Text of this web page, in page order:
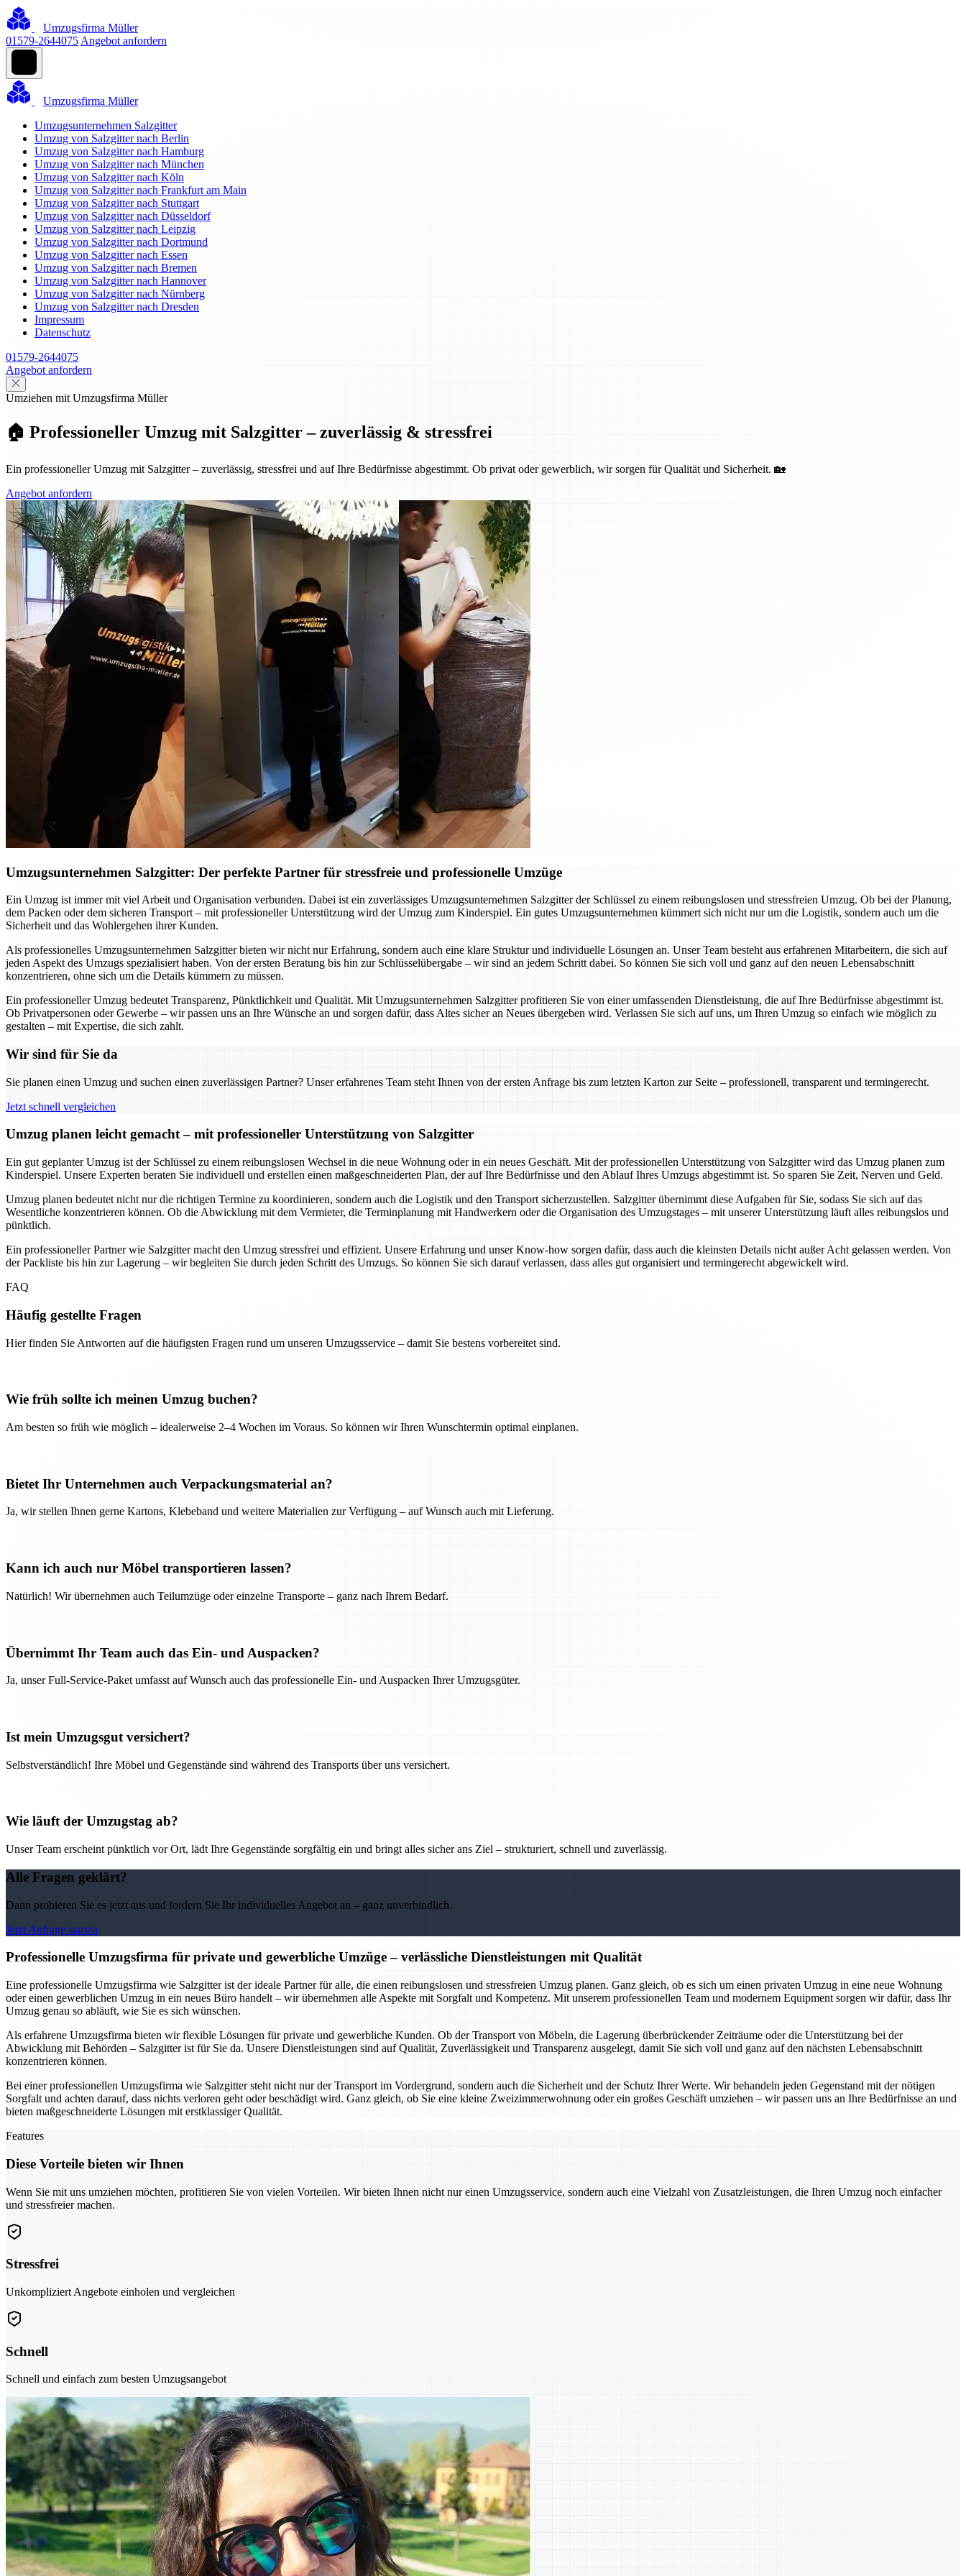
Umzugsfirma Müller
01579-2644075 Angebot anfordern
Umzugsfirma Müller
Umzugsunternehmen Salzgitter
Umzug von Salzgitter nach Berlin
Umzug von Salzgitter nach Hamburg
Umzug von Salzgitter nach München
Umzug von Salzgitter nach Köln
Umzug von Salzgitter nach Frankfurt am Main
Umzug von Salzgitter nach Stuttgart
Umzug von Salzgitter nach Düsseldorf
Umzug von Salzgitter nach Leipzig
Umzug von Salzgitter nach Dortmund
Umzug von Salzgitter nach Essen
Umzug von Salzgitter nach Bremen
Umzug von Salzgitter nach Hannover
Umzug von Salzgitter nach Nürnberg
Umzug von Salzgitter nach Dresden
Impressum
Datenschutz
01579-2644075
Angebot anfordern
Umziehen mit Umzugsfirma Müller
🏠 Professioneller Umzug mit Salzgitter – zuverlässig & stressfrei
Ein professioneller Umzug mit Salzgitter – zuverlässig, stressfrei und auf Ihre Bedürfnisse abgestimmt. Ob privat oder gewerblich, wir sorgen für Qualität und Sicherheit. 🏡
Angebot anfordern
Umzugsunternehmen Salzgitter: Der perfekte Partner für stressfreie und professionelle Umzüge
Ein Umzug ist immer mit viel Arbeit und Organisation verbunden. Dabei ist ein zuverlässiges Umzugsunternehmen Salzgitter der Schlüssel zu einem reibungslosen und stressfreien Umzug. Ob bei der Planung,
dem Packen oder dem sicheren Transport – mit professioneller Unterstützung wird der Umzug zum Kinderspiel. Ein gutes Umzugsunternehmen kümmert sich nicht nur um die Logistik, sondern auch um die
Sicherheit und das Wohlergehen ihrer Kunden.
Als professionelles Umzugsunternehmen Salzgitter bieten wir nicht nur Erfahrung, sondern auch eine klare Struktur und individuelle Lösungen an. Unser Team besteht aus erfahrenen Mitarbeitern, die sich auf
jeden Aspekt des Umzugs spezialisiert haben. Von der ersten Beratung bis hin zur Schlüsselübergabe – wir sind an jedem Schritt dabei. So können Sie sich voll und ganz auf den neuen Lebensabschnitt
konzentrieren, ohne sich um die Details kümmern zu müssen.
Ein professioneller Umzug bedeutet Transparenz, Pünktlichkeit und Qualität. Mit Umzugsunternehmen Salzgitter profitieren Sie von einer umfassenden Dienstleistung, die auf Ihre Bedürfnisse abgestimmt ist.
Ob Privatpersonen oder Gewerbe – wir passen uns an Ihre Wünsche an und sorgen dafür, dass Altes sicher an Neues übergeben wird. Verlassen Sie sich auf uns, um Ihren Umzug so einfach wie möglich zu
gestalten – mit Expertise, die sich zahlt.
Wir sind für Sie da
Sie planen einen Umzug und suchen einen zuverlässigen Partner? Unser erfahrenes Team steht Ihnen von der ersten Anfrage bis zum letzten Karton zur Seite – professionell, transparent und termingerecht.
Jetzt schnell vergleichen
Umzug planen leicht gemacht – mit professioneller Unterstützung von Salzgitter
Ein gut geplanter Umzug ist der Schlüssel zu einem reibungslosen Wechsel in die neue Wohnung oder in ein neues Geschäft. Mit der professionellen Unterstützung von Salzgitter wird das Umzug planen zum
Kinderspiel. Unsere Experten beraten Sie individuell und erstellen einen maßgeschneiderten Plan, der auf Ihre Bedürfnisse und den Ablauf Ihres Umzugs abgestimmt ist. So sparen Sie Zeit, Nerven und Geld.
Umzug planen bedeutet nicht nur die richtigen Termine zu koordinieren, sondern auch die Logistik und den Transport sicherzustellen. Salzgitter übernimmt diese Aufgaben für Sie, sodass Sie sich auf das
Wesentliche konzentrieren können. Ob die Abwicklung mit dem Vermieter, die Terminplanung mit Handwerkern oder die Organisation des Umzugstages – mit unserer Unterstützung läuft alles reibungslos und
pünktlich.
Ein professioneller Partner wie Salzgitter macht den Umzug stressfrei und effizient. Unsere Erfahrung und unser Know-how sorgen dafür, dass auch die kleinsten Details nicht außer Acht gelassen werden. Von
der Packliste bis hin zur Lagerung – wir begleiten Sie durch jeden Schritt des Umzugs. So können Sie sich darauf verlassen, dass alles gut organisiert und termingerecht abgewickelt wird.
FAQ
Häufig gestellte Fragen
Hier finden Sie Antworten auf die häufigsten Fragen rund um unseren Umzugsservice – damit Sie bestens vorbereitet sind.
Wie früh sollte ich meinen Umzug buchen?
Am besten so früh wie möglich – idealerweise 2–4 Wochen im Voraus. So können wir Ihren Wunschtermin optimal einplanen.
Bietet Ihr Unternehmen auch Verpackungsmaterial an?
Ja, wir stellen Ihnen gerne Kartons, Klebeband und weitere Materialien zur Verfügung – auf Wunsch auch mit Lieferung.
Kann ich auch nur Möbel transportieren lassen?
Natürlich! Wir übernehmen auch Teilumzüge oder einzelne Transporte – ganz nach Ihrem Bedarf.
Übernimmt Ihr Team auch das Ein- und Auspacken?
Ja, unser Full-Service-Paket umfasst auf Wunsch auch das professionelle Ein- und Auspacken Ihrer Umzugsgüter.
Ist mein Umzugsgut versichert?
Selbstverständlich! Ihre Möbel und Gegenstände sind während des Transports über uns versichert.
Wie läuft der Umzugstag ab?
Unser Team erscheint pünktlich vor Ort, lädt Ihre Gegenstände sorgfältig ein und bringt alles sicher ans Ziel – strukturiert, schnell und zuverlässig.
Alle Fragen geklärt?
Dann probieren Sie es jetzt aus und fordern Sie Ihr individuelles Angebot an – ganz unverbindlich.
Jetzt Anfrage starten
Professionelle Umzugsfirma für private und gewerbliche Umzüge – verlässliche Dienstleistungen mit Qualität
Eine professionelle Umzugsfirma wie Salzgitter ist der ideale Partner für alle, die einen reibungslosen und stressfreien Umzug planen. Ganz gleich, ob es sich um einen privaten Umzug in eine neue Wohnung
oder einen gewerblichen Umzug in ein neues Büro handelt – wir übernehmen alle Aspekte mit Sorgfalt und Kompetenz. Mit unserem professionellen Team und modernem Equipment sorgen wir dafür, dass Ihr
Umzug genau so abläuft, wie Sie es sich wünschen.
Als erfahrene Umzugsfirma bieten wir flexible Lösungen für private und gewerbliche Kunden. Ob der Transport von Möbeln, die Lagerung überbrückender Zeiträume oder die Unterstützung bei der
Abwicklung mit Behörden – Salzgitter ist für Sie da. Unsere Dienstleistungen sind auf Qualität, Zuverlässigkeit und Transparenz ausgelegt, damit Sie sich voll und ganz auf den nächsten Lebensabschnitt
konzentrieren können.
Bei einer professionellen Umzugsfirma wie Salzgitter steht nicht nur der Transport im Vordergrund, sondern auch die Sicherheit und der Schutz Ihrer Werte. Wir behandeln jeden Gegenstand mit der nötigen
Sorgfalt und achten darauf, dass nichts verloren geht oder beschädigt wird. Ganz gleich, ob Sie eine kleine Zweizimmerwohnung oder ein großes Geschäft umziehen – wir passen uns an Ihre Bedürfnisse an und
bieten maßgeschneiderte Lösungen mit erstklassiger Qualität.
Features
Diese Vorteile bieten wir Ihnen
Wenn Sie mit uns umziehen möchten, profitieren Sie von vielen Vorteilen. Wir bieten Ihnen nicht nur einen Umzugsservice, sondern auch eine Vielzahl von Zusatzleistungen, die Ihren Umzug noch einfacher
und stressfreier machen.
Stressfrei
Unkompliziert Angebote einholen und vergleichen
Schnell
Schnell und einfach zum besten Umzugsangebot